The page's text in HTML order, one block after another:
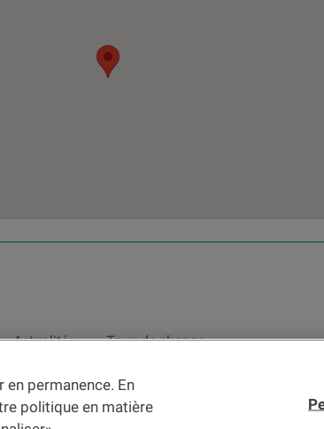
Actualités Taux de change
du Site et du
ou services financiers au sens de la LSFin
support publicitaire selon ladite loi.
permanence. En
politique en matière